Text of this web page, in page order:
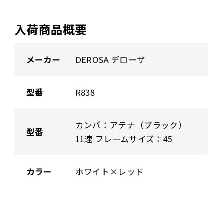
入荷商品概要
メーカー DEROSA デローザ
型番 R838
型番
カンパ：アテナ（ブラック）
11速 フレームサイズ：45
カラー ホワイト×レッド